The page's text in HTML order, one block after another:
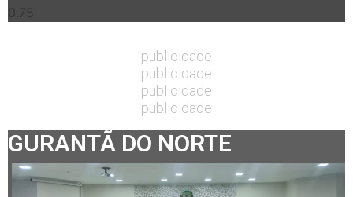
publicidade
publicidade
publicidade
publicidade
GURANTÃ DO NORTE